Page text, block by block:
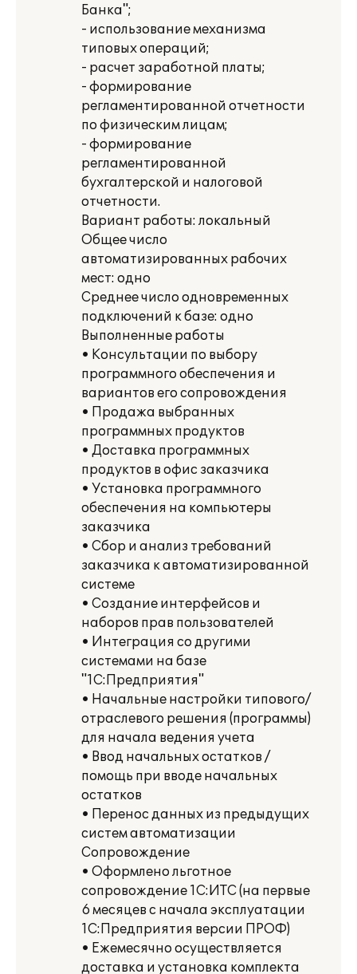
Банка";
- использование механизма
типовых операций;
- расчет заработной платы;
- формирование
регламентированной отчетности
по физическим лицам;
- формирование
регламентированной
бухгалтерской и налоговой
отчетности.
Вариант работы: локальный
Общее число
автоматизированных рабочих
мест: одно
Среднее число одновременных
подключений к базе: одно
Выполненные работы
• Консультации по выбору
программного обеспечения и
вариантов его сопровождения
• Продажа выбранных
программных продуктов
• Доставка программных
продуктов в офис заказчика
• Установка программного
обеспечения на компьютеры
заказчика
• Сбор и анализ требований
заказчика к автоматизированной
системе
• Создание интерфейсов и
наборов прав пользователей
• Интеграция со другими
системами на базе
"1С:Предприятия"
• Начальные настройки типового/
отраслевого решения (программы)
для начала ведения учета
• Ввод начальных остатков /
помощь при вводе начальных
остатков
• Перенос данных из предыдущих
систем автоматизации
Сопровождение
• Оформлено льготное
сопровождение 1С:ИТС (на первые
6 месяцев с начала эксплуатации
1С:Предприятия версии ПРОФ)
• Ежемесячно осуществляется
доставка и установка комплекта